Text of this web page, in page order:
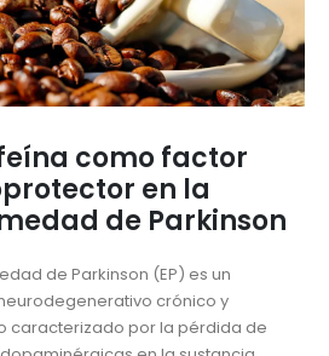
como factor
en la
de Parkinson
de Parkinson (EP) es un
crónico y
caracterizado por la pérdida de